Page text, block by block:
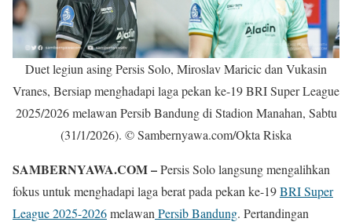
Duet legiun asing Persis Solo, Miroslav Maricic dan Vukasin
Vranes, Bersiap menghadapi laga pekan ke-19 BRI Super League
2025/2026 melawan Persib Bandung di Stadion Manahan, Sabtu
(31/1/2026). © Sambernyawa.com/Okta Riska
SAMBERNYAWA.COM –Persis Solo langsung mengalihkan
fokus untuk menghadapi laga berat pada pekan ke-19BRI Super
League 2025-2026melawan Persib Bandung. Pertandingan